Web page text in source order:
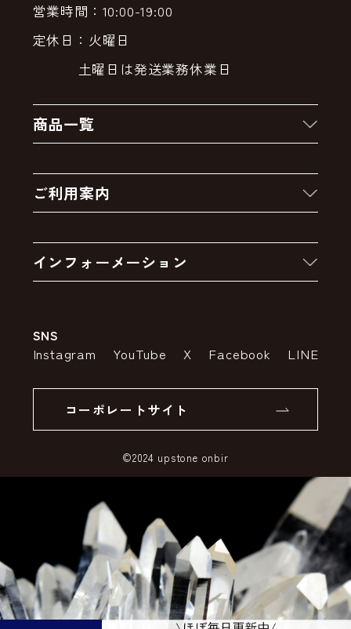
営業時間：10:00-19:00
定休日：火曜日
土曜日は発送業務休業日
商品一覧
クーポン
卸販売・大量注文
ご利用案内
お支払いについて
ポイントについて
インフォーメーション
特定商取引法の表示
SSLサーバー証明書とは
SNS
Instagram YouTube X Facebook LINE
コーポレートサイト
©2024 upstone onbir